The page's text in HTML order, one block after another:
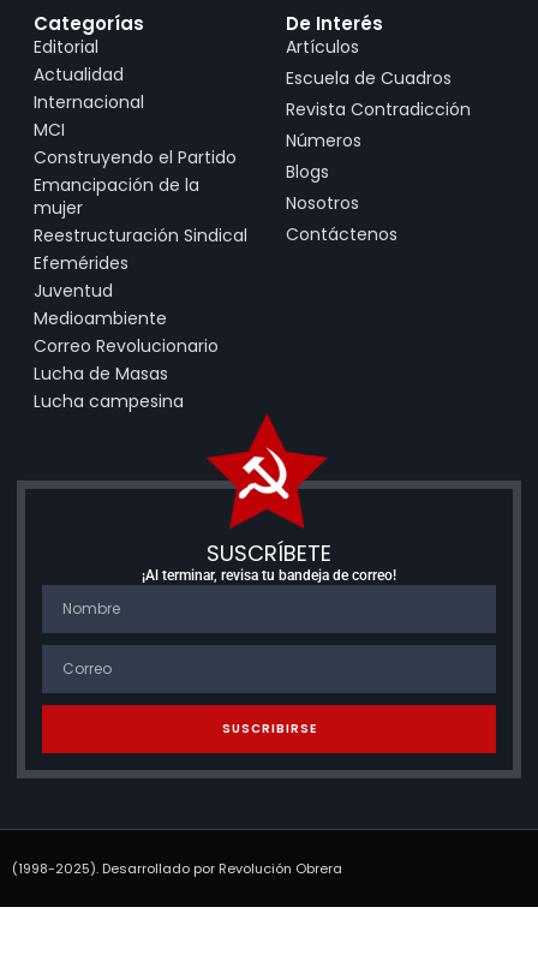
Categorías
Editorial
Actualidad
Internacional
MCI
Construyendo el Partido
Emancipación de la
mujer
Reestructuración Sindical
Efemérides
Juventud
Medioambiente
Correo Revolucionario
Lucha de Masas
Lucha campesina
De Interés
Artículos
Escuela de Cuadros
Revista Contradicción
Números
Blogs
Nosotros
Contáctenos
SUSCRÍBETE
¡Al terminar, revisa tu bandeja de correo!
SUSCRIBIRSE
(1998-2025). Desarrollado por Revolución Obrera